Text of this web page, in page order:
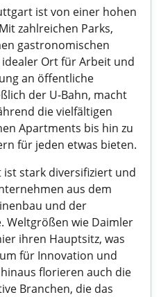
ist von einer hohen
zahlreichen Parks,
gastronomischen
Ort für Arbeit und
an öffentliche
der U-Bahn, macht
die vielfältigen
Apartments bis hin zu
für jeden etwas bieten.
stark diversifiziert und
aus dem
und der
Weltgrößen wie Daimler
ihren Hauptsitz, was
für Innovation und
florieren auch die
Branchen, die das